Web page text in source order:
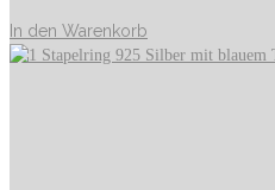
In den Warenkorb